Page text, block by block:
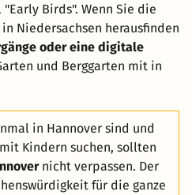
Birds". Wenn Sie die
Niedersachsen herausfinden
oder eine digitale
und Berggarten mit in
in Hannover sind und
Kindern suchen, sollten
nicht verpassen. Der
für die ganze